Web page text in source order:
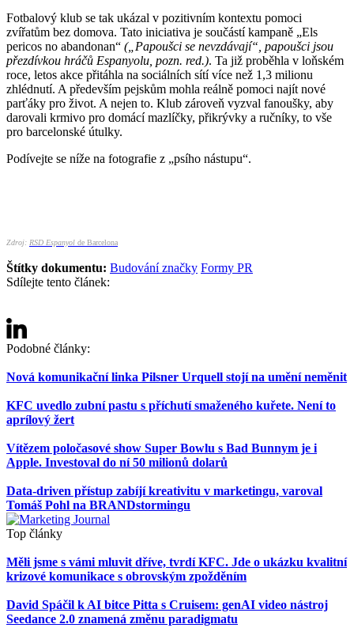
Fotbalový klub se tak ukázal v pozitivním kontextu pomoci
zvířatům bez domova. Tato iniciativa je součástí kampaně „Els
pericos no abandonan“ („Papoušci se nevzdávají“, papoušci jsou
přezdívkou hráčů Espanyolu, pozn. red.). Ta již proběhla v loňském
roce, letos akce přitáhla na sociálních sítí více než 1,3 milionu
zhlédnutí. A především pejskům mohla reálně pomoci najít nové
parťáky pro život. A nejen to. Klub zároveň vyzval fanoušky, aby
darovali krmivo pro domácí mazlíčky, přikrývky a ručníky, to vše
pro barcelonské útulky.
Podívejte se níže na fotografie z „psího nástupu“.
Zdroj: RSD Espanyol de Barcelona
Štítky dokumentu: Budování značky Formy PR
Sdílejte tento článek:
Podobné články:
Nová komunikační linka Pilsner Urquell stojí na umění neměnit
KFC uvedlo zubní pastu s příchutí smaženého kuřete. Není to
aprílový žert
Vítězem poločasové show Super Bowlu s Bad Bunnym je i
Apple. Investoval do ní 50 milionů dolarů
Data-driven přístup zabíjí kreativitu v marketingu, varoval
Tomáš Pohl na BRANDstormingu
Top články
Měli jsme s vámi mluvit dříve, tvrdí KFC. Jde o ukázku kvalitní
krizové komunikace s obrovským zpožděním
David Spáčil k AI bitce Pitta s Cruisem: genAI video nástroj
Seedance 2.0 znamená změnu paradigmatu